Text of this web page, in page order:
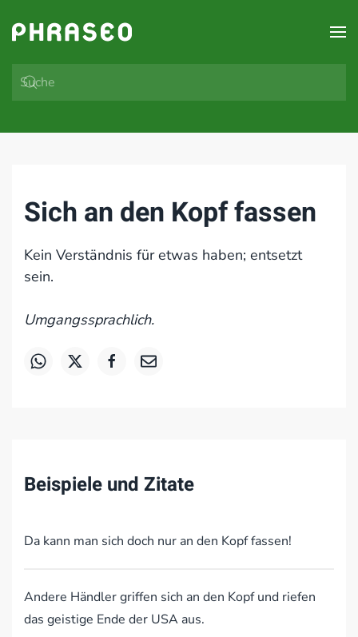
Zum Hauptinhalt springen
Sich an den Kopf fassen
Kein Verständnis für etwas haben; entsetzt
sein.
Umgangssprachlich.
Beispiele und Zitate
Da kann man sich doch nur an den Kopf fassen!
Andere Händler griffen sich an den Kopf und riefen
das geistige Ende der USA aus.